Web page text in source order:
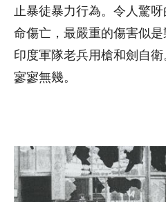
止暴徒暴力行為。令人驚
命傷亡，最嚴重的傷害似
印度軍隊老兵用槍和劍自
寥寥無幾。